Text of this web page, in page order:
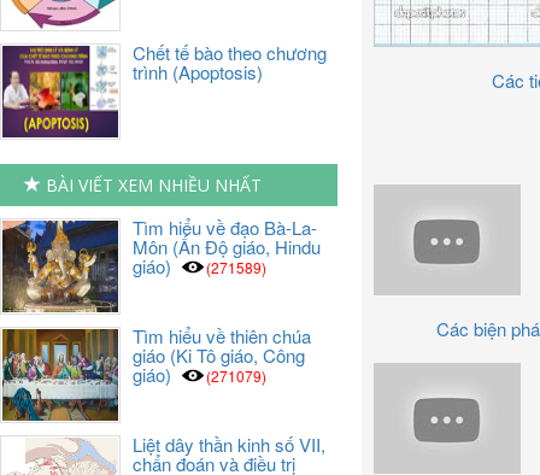
Các
Các biện
Chết tế bào theo chương
trình (Apoptosis)
BÀI VIẾT XEM NHIỀU NHẤT
Tìm hiểu về đạo Bà-La-
Môn (Ấn Độ giáo, Hindu
giáo) (271589)
Tìm hiểu về thiên chúa
giáo (Ki Tô giáo, Công
giáo) (271079)
Liệt dây thần kinh số VII,
chẩn đoán và điều trị